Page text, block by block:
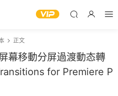
正文
幕移動分屏過渡動态轉
for Premiere P